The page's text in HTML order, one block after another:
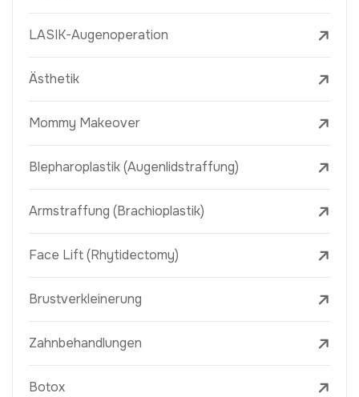
LASIK-Augenoperation
Ästhetik
Mommy Makeover
Blepharoplastik (Augenlidstraffung)
Armstraffung (Brachioplastik)
Face Lift (Rhytidectomy)
Brustverkleinerung
Zahnbehandlungen
Botox